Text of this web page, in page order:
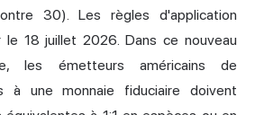
30). Les règles d'application
18 juillet 2026. Dans ce nouveau
les émetteurs américains de
à une monnaie fiduciaire doivent